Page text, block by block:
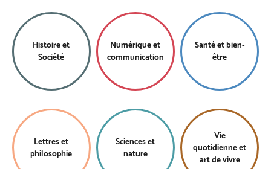
Histoire et
Société
Numérique et
communication
Santé et bien-
être
Lettres et
philosophie
Sciences et
nature
Vie
quotidienne et
art de vivre